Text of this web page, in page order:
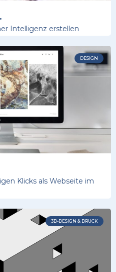
Intelligenz erstellen
DESIGN
Klicks als Webseite im
3D-DESIGN & DRUCK